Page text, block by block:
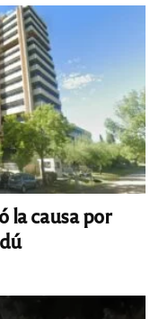
la causa por